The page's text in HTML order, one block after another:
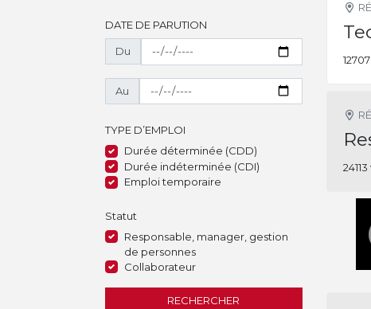
DATE DE PARUTION
Du
Au
TYPE D’EMPLOI
Durée déterminée (CDD)
Durée indéterminée (CDI)
Emploi temporaire
Statut
Responsable, manager, gestion
de personnes
Collaborateur
RECHERCHER